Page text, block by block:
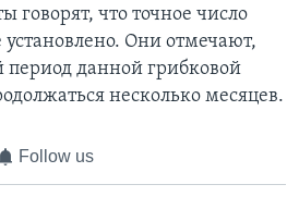
говорят, что точное число
Они отмечают,
данной грибковой
несколько месяцев.
Follow us